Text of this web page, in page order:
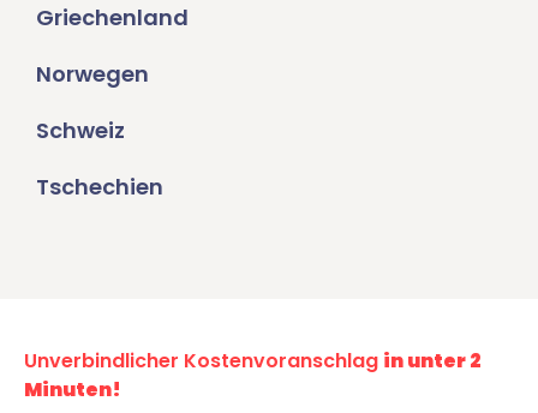
Griechenland
Norwegen
Schweiz
Tschechien
Unverbindlicher Kostenvoranschlag in unter 2
Minuten!